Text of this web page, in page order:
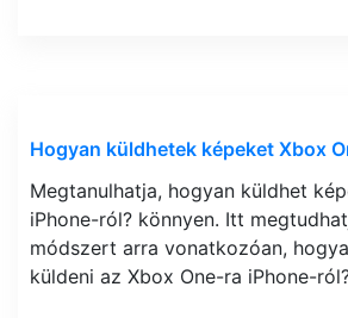
Hogyan küldhetek képeket Xbox
Megtanulhatja, hogyan küldhet
iPhone-ról? könnyen. Itt
módszert arra vonatkozóan,
küldeni az Xbox One-ra iPhone-